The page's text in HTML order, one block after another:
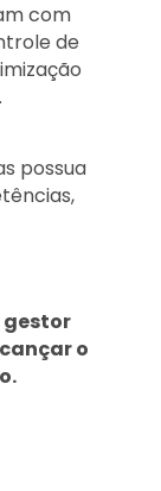
com
de
possua
o